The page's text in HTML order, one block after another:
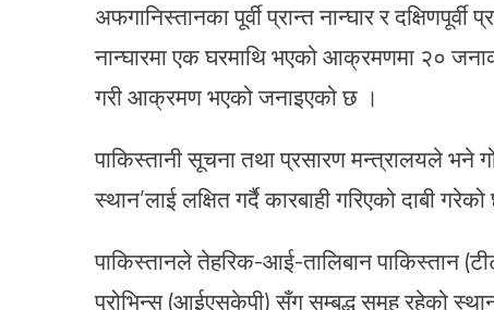
अफगानिस्तानका पूर्वी प्रान्त नान्घार र
नान्घारमा एक घरमाथि भएको आक्रमणमा २०
गरी आक्रमण भएको जनाइएको छ ।
पाकिस्तानी सूचना तथा प्रसारण मन्त्रालयले भने
स्थान’लाई लक्षित गर्दै कारबाही गरिएको दाबी
पाकिस्तानले तेहरिक-आई-तालिबान पाकिस्तान
प्रोभिन्स (आईएसकेपी) सँग सम्बद्ध समूह रहेको